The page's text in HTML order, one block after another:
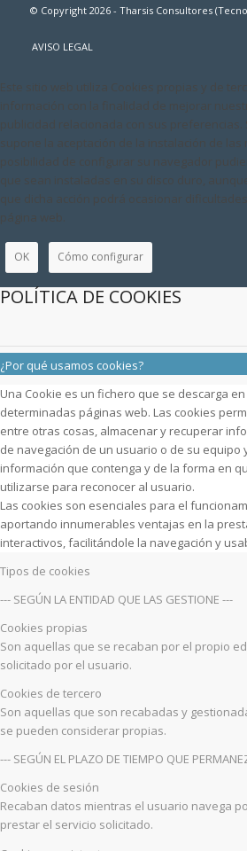
© Copyright 2026 - Tharsis Consultores
AVISO LEGAL
Este sitio web utiliza Cookies propias y de
información con la finalidad de mejorar
publicidad relacionada con sus preferencias.
supone la aceptación de la instalación de las
posibilidad de configurar su navegador
que sean instaladas en su disco duro,
que dicha acción podrá ocasionar
página web.
OK Cómo configurar
POLÍTICA DE COOKIES
¿Por qué usamos cookies?
Una Cookie es un fichero que se descarga
determinadas páginas web. Las cookies
entre otras cosas, almacenar y recuperar
de navegación de un usuario o de su equipo
información que contenga y de la forma en
utilizarse para reconocer al usuario.
Las cookies son esenciales para el
aportando innumerables ventajas en la
interactivos, facilitándole la navegación y
Tipos de cookies
--- SEGÚN LA ENTIDAD QUE LAS GESTIONE ---
Cookies propias
Son aquellas que se recaban por el propio
solicitado por el usuario.
Cookies de tercero
Son aquellas que son recabadas y
se pueden considerar propias.
--- SEGÚN EL PLAZO DE TIEMPO QUE
Cookies de sesión
Recaban datos mientras el usuario navega
prestar el servicio solicitado.